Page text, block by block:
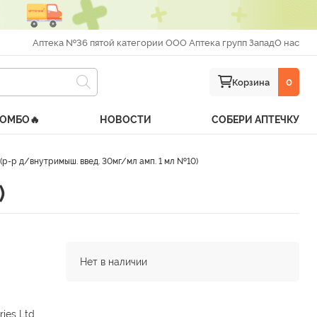
Аптека №36 пятой категории ООО Аптека групп ЗападО нас
Корзина 0
НОВОСТИ СОБЕРИ АПТЕЧКУ
р д/внутримыш. введ. 30мг/мл амп. 1 мл №10)
Нет в наличии
Ltd